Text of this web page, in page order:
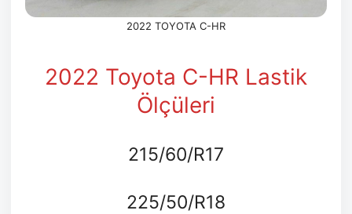
2022 TOYOTA C-HR
2022 Toyota C-HR Lastik
Ölçüleri
215/60/R17
225/50/R18